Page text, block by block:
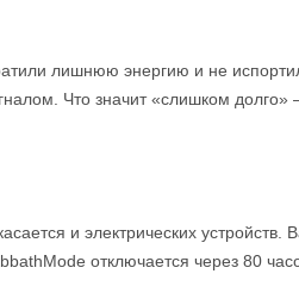
лишнюю энергию и не
Что значит «слишком долго»
и электрических
отключается через 80